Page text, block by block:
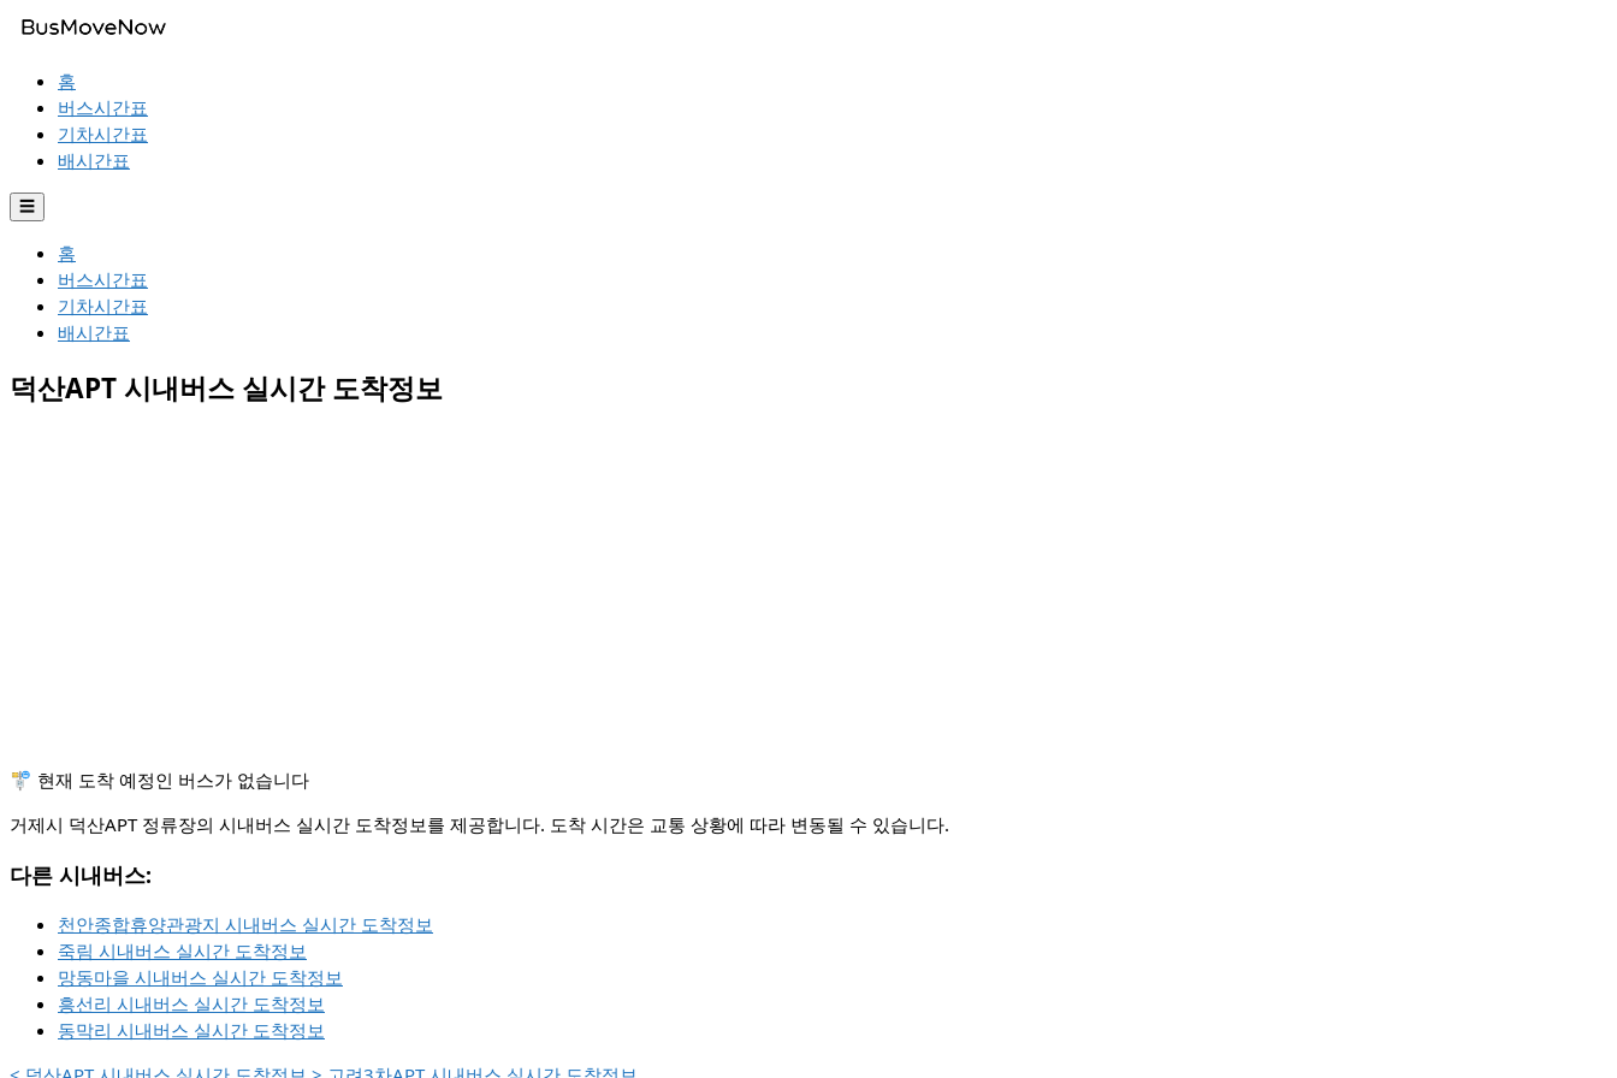
홈
버스시간표
기차시간표
배시간표
☰
홈
버스시간표
기차시간표
배시간표
덕산APT 시내버스 실시간 도착정보
🚏 현재 도착 예정인 버스가 없습니다
거제시 덕산APT 정류장의 시내버스 실시간 도착정보를 제공합니다. 도착 시간은 교통 상황에 따라 변동될 수 있습니다.
다른 시내버스:
천안종합휴양관광지 시내버스 실시간 도착정보
죽림 시내버스 실시간 도착정보
망동마을 시내버스 실시간 도착정보
흥선리 시내버스 실시간 도착정보
동막리 시내버스 실시간 도착정보